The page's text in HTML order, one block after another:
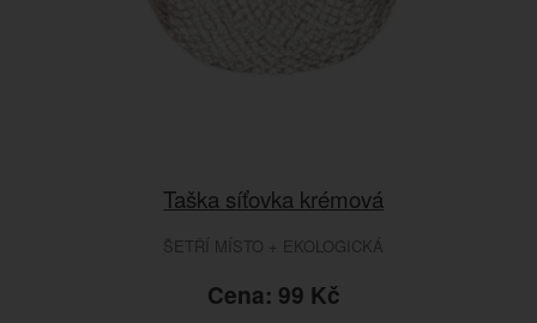
Taška síťovka krémová
ŠETŘÍ MÍSTO + EKOLOGICKÁ
Cena: 99 Kč